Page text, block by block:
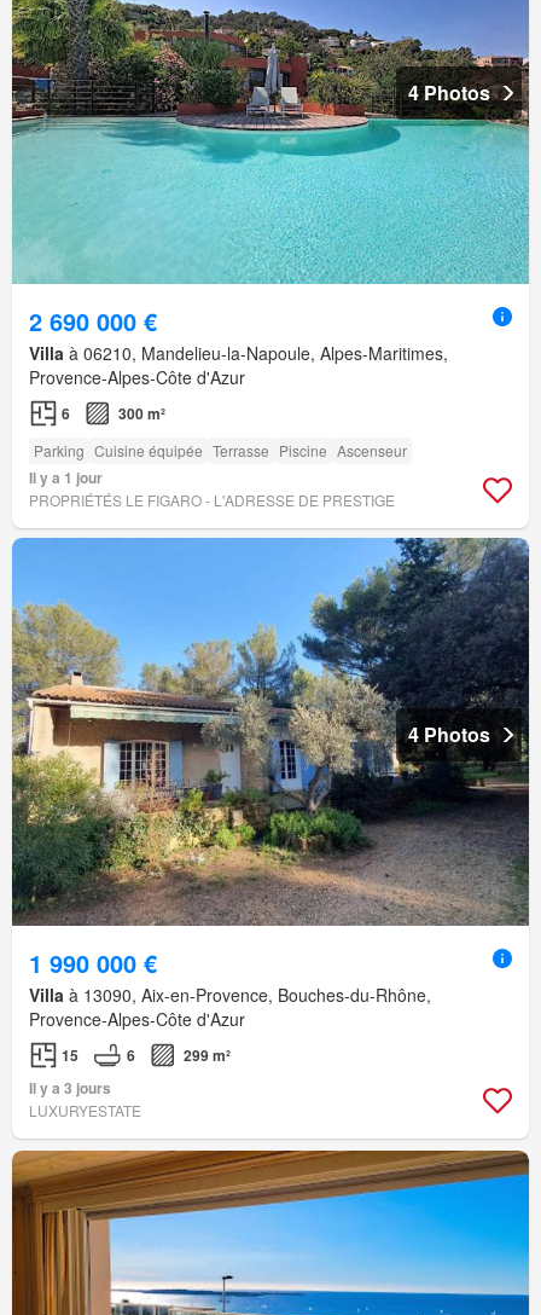
4 Photos
2 690 000 €
Villa à 06210, Mandelieu-la-Napoule, Alpes-Maritimes,
Provence-Alpes-Côte d'Azur
6 300 m²
Parking Cuisine équipée Terrasse Piscine Ascenseur
Il y a 1 jour
PROPRIÉTÉS LE FIGARO - L'ADRESSE DE PRESTIGE
4 Photos
1 990 000 €
Villa à 13090, Aix-en-Provence, Bouches-du-Rhône,
Provence-Alpes-Côte d'Azur
15 6
299 m²
Il y a 3 jours
LUXURYESTATE